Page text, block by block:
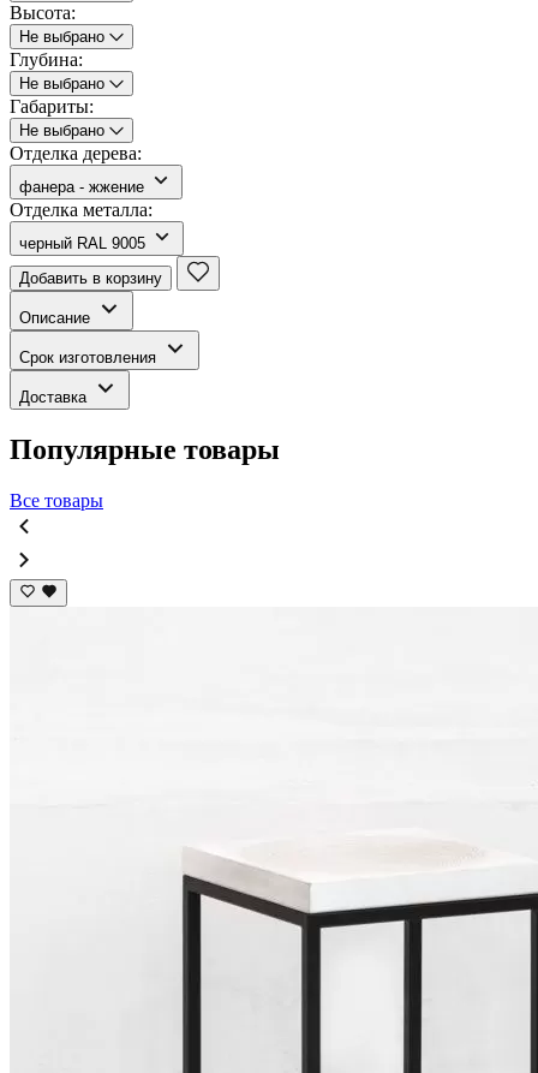
Высота:
Не выбрано
Глубина:
Не выбрано
Габариты:
Не выбрано
Отделка дерева:
фанера - жжение
Отделка металла:
черный RAL 9005
Добавить в корзину
Описание
Срок изготовления
Доставка
Популярные товары
Все товары